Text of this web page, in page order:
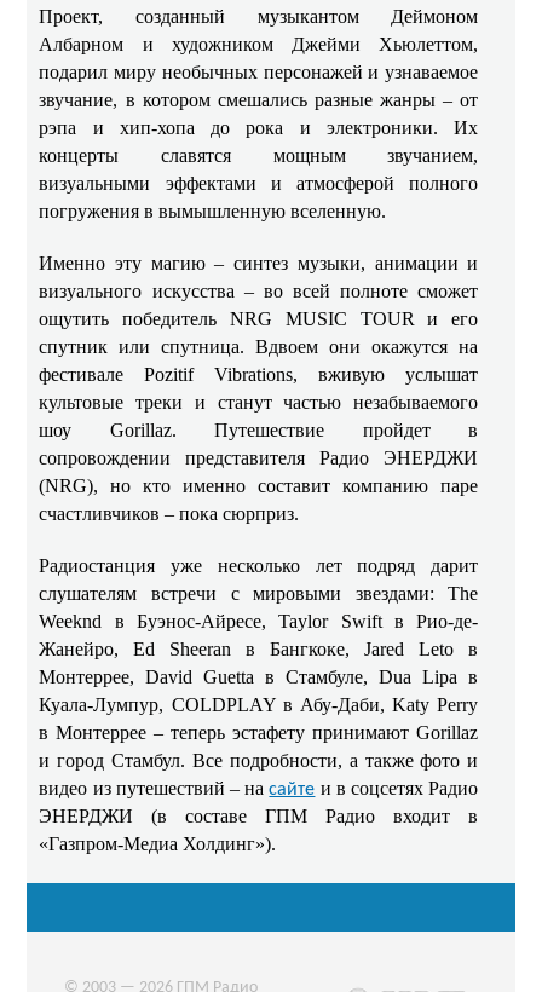
Проект, созданный музыкантом Деймоном
Албарном и художником Джейми Хьюлеттом,
подарил миру необычных персонажей и узнаваемое
звучание, в котором смешались разные жанры – от
рэпа и хип-хопа до рока и электроники. Их
концерты славятся мощным звучанием,
визуальными эффектами и атмосферой полного
погружения в вымышленную вселенную.
Именно эту магию – синтез музыки, анимации и
визуального искусства – во всей полноте сможет
ощутить победитель NRG MUSIC TOUR и его
спутник или спутница. Вдвоем они окажутся на
фестивале Pozitif Vibrations, вживую услышат
культовые треки и станут частью незабываемого
шоу Gorillaz. Путешествие пройдет в
сопровождении представителя Радио ЭНЕРДЖИ
(NRG), но кто именно составит компанию паре
счастливчиков – пока сюрприз.
Радиостанция уже несколько лет подряд дарит
слушателям встречи с мировыми звездами: The
Weeknd в Буэнос-Айресе, Taylor Swift в Рио-де-
Жанейро, Ed Sheeran в Бангкоке, Jared Leto в
Монтеррее, David Guetta в Стамбуле, Dua Lipa в
Куала-Лумпур, COLDPLAY в Абу-Даби, Katy Perry
в Монтеррее – теперь эстафету принимают Gorillaz
и город Стамбул. Все подробности, а также фото и
видео из путешествий – насайте и в соцсетях Радио
ЭНЕРДЖИ (в составе ГПМ Радио входит в
«Газпром-Медиа Холдинг»).
© 2003 — 2026 ГПМ Радио